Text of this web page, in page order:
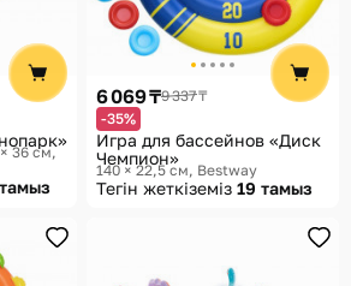
36 см
6 069 ₸9 337 ₸
-35%
Игра для бассейнов «Диск
Чемпион»
140 × 22,5 см Bestway
Тегін жеткіземіз 19 тамыз